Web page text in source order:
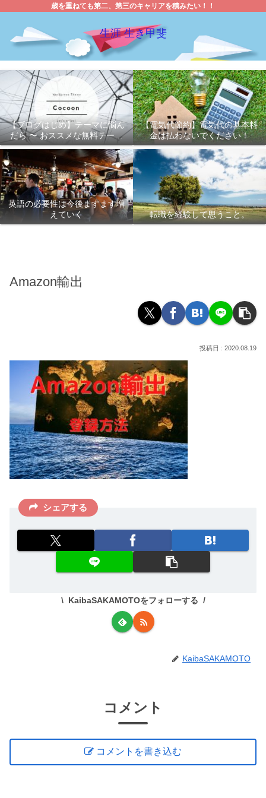
歳を重ねても第二、第三のキャリアを積みたい！！
生涯 生き甲斐
【ブログはじめ】テーマに悩ん
だら 〜 おススメな無料テーマ
「Cocoon 」
【電気代節約】電気代の基本料
金は払わないでください！
英語の必要性は今後ますます増
えていく
転職を経験して思うこと。
Amazon輸出
2020.08.19
シェアする
KaibaSAKAMOTOをフォローする
KaibaSAKAMOTO
コメント
コメントを書き込む